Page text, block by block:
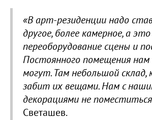
«В арт-резиденции надо
другое, более камерное, а
переоборудование сцены и
Постоянного помещения
могут. Там небольшой
забит их вещами. Нам с
декорациями не
Светашев.